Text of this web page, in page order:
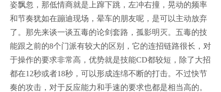
姿飘忽，那低情商就是上蹿下跳，左冲右撞，晃动的频率
和节奏犹如在蹦迪现场，晕车的朋友呢，是可以主动放弃
了。那先来谈一谈五毒的论剑套路，孤影明灭。五毒的技
能跟之前的8个门派有较大的区别，它的连招链路很长，对
于操作的要求非常高，优势就是技能CD都较短，除了大招
都在12秒或者18秒，可以形成连绵不断的打击。不过快节
奏的攻击，对于反应能力和手速的要求也都是相当高的。